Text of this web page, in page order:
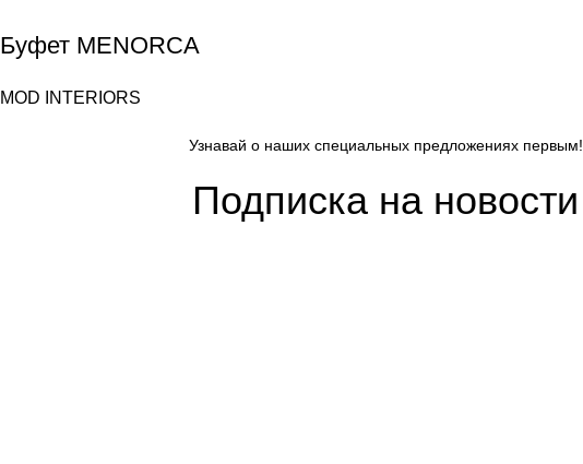
Буфет MENORCA
MOD INTERIORS
Узнавай о наших специальных предложениях первым!
Подписка на новости